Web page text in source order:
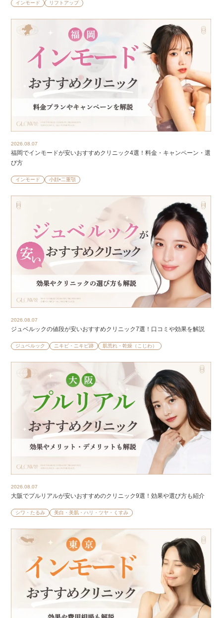
インモード リフトアップ
2026.08.07
福岡でインモードが安いおすすめクリニック4選！料金・キャンペーン・選
び方
インモード 小顔•二重顎
2026.08.07
ジュベルックの値段が安いおすすめクリニック7選！口コミや効果を解説
ジュベルック ニキビ・ニキビ跡 肌荒れ・乾燥（こじわ）
2026.08.07
大阪でプルリアルが安いおすすめのクリニック9選！効果や選び方も紹介
シワ・たるみ 美白・美肌・ハリ・ツヤ・くすみ